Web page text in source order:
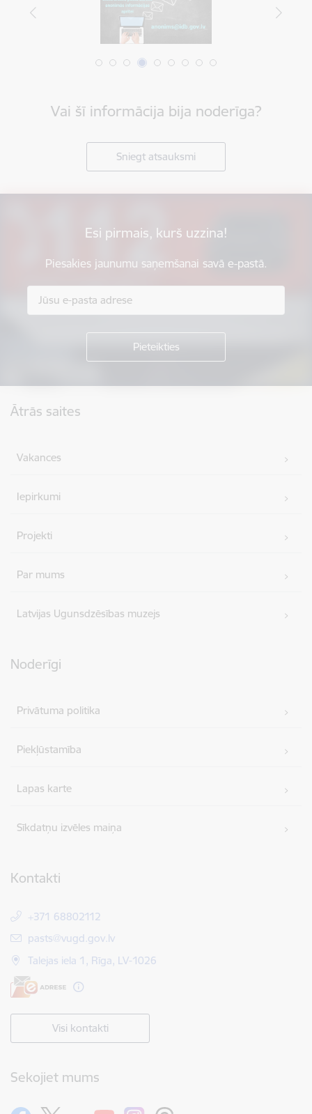
Vai šī informācija bija noderīga?
Sniegt atsauksmi
Esi pirmais, kurš uzzina!
Piesakies jaunumu saņemšanai savā e-pastā.
Ātrās saites
Vakances
Iepirkumi
Projekti
Par mums
Latvijas Ugunsdzēsības muzejs
Noderīgi
Privātuma politika
Piekļūstamība
Lapas karte
Sīkdatņu izvēles maiņa
Kontakti
+371 68802112
E-pasts:
pasts@vugd.gov.lv
Talejas iela 1, Rīga, LV-1026
Visi kontakti
Sekojiet mums